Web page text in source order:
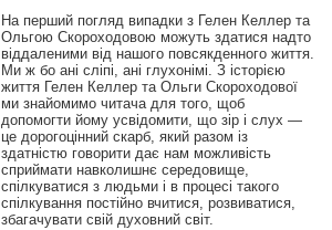
На перший погляд випадки з Гелен Келлер та
Ольгою Скороходовою можуть здатися надто
віддаленими від нашого повсякденного життя.
Ми ж бо ані сліпі, ані глухонімі. З історією
життя Гелен Келлер та Ольги Скороходової
ми знайомимо читача для того, щоб
допомогти йому усвідомити, що зір і слух —
це дорогоцінний скарб, який разом із
здатністю говорити дає нам можливість
сприймати навколишнє середовище,
спілкуватися з людьми і в процесі такого
спілкування постійно вчитися, розвиватися,
збагачувати свій духовний світ.